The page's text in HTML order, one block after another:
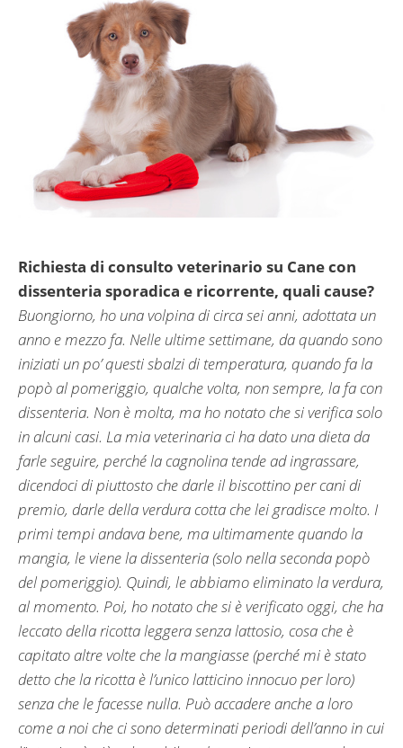
Richiesta di consulto veterinario su Cane con
dissenteria sporadica e ricorrente, quali cause?
Buongiorno, ho una volpina di circa sei anni, adottata un
anno e mezzo fa. Nelle ultime settimane, da quando sono
iniziati un po’ questi sbalzi di temperatura, quando fa la
popò al pomeriggio, qualche volta, non sempre, la fa con
dissenteria. Non è molta, ma ho notato che si verifica solo
in alcuni casi. La mia veterinaria ci ha dato una dieta da
farle seguire, perché la cagnolina tende ad ingrassare,
dicendoci di piuttosto che darle il biscottino per cani di
premio, darle della verdura cotta che lei gradisce molto. I
primi tempi andava bene, ma ultimamente quando la
mangia, le viene la dissenteria (solo nella seconda popò
del pomeriggio). Quindi, le abbiamo eliminato la verdura,
al momento. Poi, ho notato che si è verificato oggi, che ha
leccato della ricotta leggera senza lattosio, cosa che è
capitato altre volte che la mangiasse (perché mi è stato
detto che la ricotta è l’unico latticino innocuo per loro)
senza che le facesse nulla. Può accadere anche a loro
come a noi che ci sono determinati periodi dell’anno in cui